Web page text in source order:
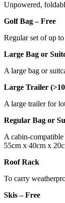
Unpowered,
Golf Bag – Free
Regular set of up
Large Bag or
A large bag or
Large Trailer
A large trailer for
Regular Bag or
A cabin-
55cm x 40cm x
Roof Rack
To carry
Skis – Free